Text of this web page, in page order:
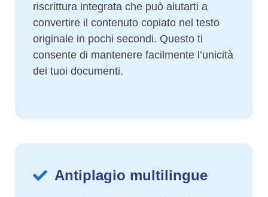
riscrittura integrata che può aiutarti a
convertire il contenuto copiato nel testo
originale in pochi secondi. Questo ti
consente di mantenere facilmente l’unicità
dei tuoi documenti.
Antiplagio multilingue